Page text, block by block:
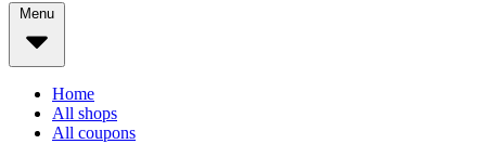
Menu
Home
All shops
All coupons